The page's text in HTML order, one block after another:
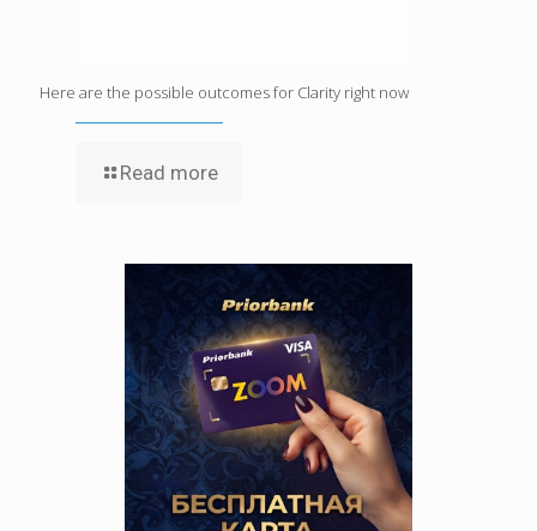
Here are the possible outcomes for Clarity right now
Read more